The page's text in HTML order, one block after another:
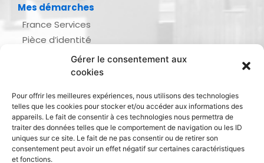
Gérer le consentement aux
cookies
Pour offrir les meilleures expériences, nous utilisons des technologies
telles que les cookies pour stocker et/ou accéder aux informations des
appareils. Le fait de consentir à ces technologies nous permettra de
traiter des données telles que le comportement de navigation ou les ID
uniques sur ce site. Le fait de ne pas consentir ou de retirer son
consentement peut avoir un effet négatif sur certaines caractéristiques
et fonctions.
Mes démarches
France Services
Pièce d’identité
Demande d’actes d’état civil
Inscription listes électorales
Recensement militaire
Le journal de ma ville
Gestion des déchets